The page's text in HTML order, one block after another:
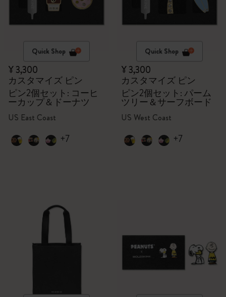
Quick Shop
¥ 3,300
カスタマイズ ピン
ピン2個セット: コーヒ
ーカップ＆ドーナツ
US East Coast
+7
Quick Shop
¥ 3,300
カスタマイズ ピン
ピン2個セット: パーム
ツリー＆サーフボード
US West Coast
+7